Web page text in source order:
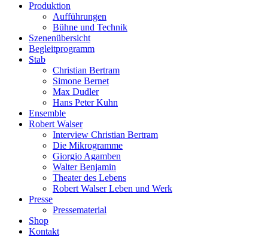
Produktion
Aufführungen
Bühne und Technik
Szenenübersicht
Begleitprogramm
Stab
Christian Bertram
Simone Bernet
Max Dudler
Hans Peter Kuhn
Ensemble
Robert Walser
Interview Christian Bertram
Die Mikrogramme
Giorgio Agamben
Walter Benjamin
Theater des Lebens
Robert Walser Leben und Werk
Presse
Pressematerial
Shop
Kontakt